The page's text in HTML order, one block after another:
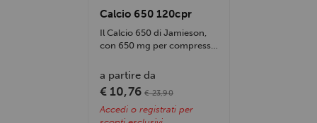
Calcio 650 120cpr
Il Calcio 650 di Jamieson,
con 650 mg per compressa
a partire da
€ 10,76 € 23,90
Accedi o registrati per